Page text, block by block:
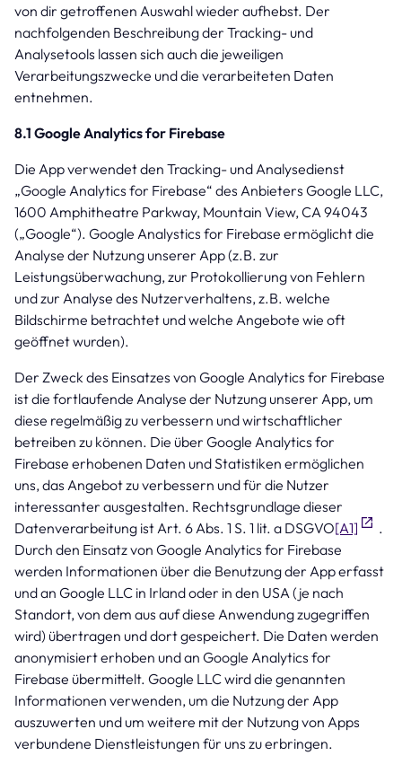
von dir getroffenen Auswahl wieder aufhebst. Der
nachfolgenden Beschreibung der Tracking- und
Analysetools lassen sich auch die jeweiligen
Verarbeitungszwecke und die verarbeiteten Daten
entnehmen.
8.1 Google Analytics for Firebase
Die App verwendet den Tracking- und Analysedienst
„Google Analytics for Firebase“ des Anbieters Google LLC,
1600 Amphitheatre Parkway, Mountain View, CA 94043
(„Google“). Google Analystics for Firebase ermöglicht die
Analyse der Nutzung unserer App (z.B. zur
Leistungsüberwachung, zur Protokollierung von Fehlern
und zur Analyse des Nutzerverhaltens, z.B. welche
Bildschirme betrachtet und welche Angebote wie oft
geöffnet wurden).
Der Zweck des Einsatzes von Google Analytics for Firebase
ist die fortlaufende Analyse der Nutzung unserer App, um
diese regelmäßig zu verbessern und wirtschaftlicher
betreiben zu können. Die über Google Analytics for
Firebase erhobenen Daten und Statistiken ermöglichen
uns, das Angebot zu verbessern und für die Nutzer
interessanter ausgestalten. Rechtsgrundlage dieser
Datenverarbeitung ist Art. 6 Abs. 1 S. 1 lit. a DSGVO[A1]
.
Durch den Einsatz von Google Analytics for Firebase
werden Informationen über die Benutzung der App erfasst
und an Google LLC in Irland oder in den USA (je nach
Standort, von dem aus auf diese Anwendung zugegriffen
wird) übertragen und dort gespeichert. Die Daten werden
anonymisiert erhoben und an Google Analytics for
Firebase übermittelt. Google LLC wird die genannten
Informationen verwenden, um die Nutzung der App
auszuwerten und um weitere mit der Nutzung von Apps
verbundene Dienstleistungen für uns zu erbringen.